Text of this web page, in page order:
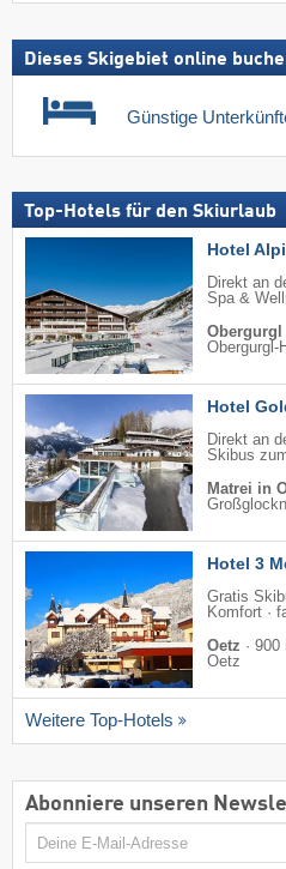
Dieses Skigebiet online
Günstige
Top-Hotels für den Skiurlaub
Hotel
Direkt an
Spa &
Obergurgl
Obergurgl-
Hotel
Direkt an
Skibus
Matrei in
Hotel 3
Gratis
Komfort ·
Oetz · 900
Oetz
Weitere Top-Hotels
Abonniere unseren
E-